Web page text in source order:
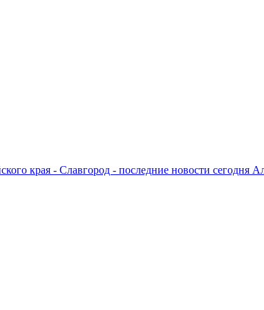
края - Славгород - последние новости сегодня